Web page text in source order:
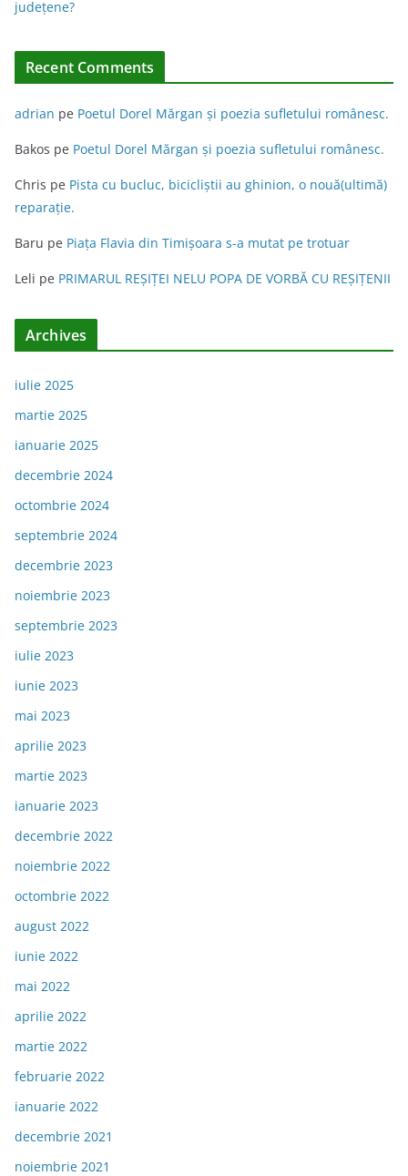
judeţene?
Recent Comments
adrian pe Poetul Dorel Mărgan şi poezia sufletului românesc.
Bakos pe Poetul Dorel Mărgan şi poezia sufletului românesc.
Chris pe Pista cu bucluc, bicicliștii au ghinion, o nouă(ultimă)
reparație.
Baru pe Piața Flavia din Timişoara s-a mutat pe trotuar
Leli pe PRIMARUL REŞIŢEI NELU POPA DE VORBĂ CU REŞIŢENII
Archives
iulie 2025
martie 2025
ianuarie 2025
decembrie 2024
octombrie 2024
septembrie 2024
decembrie 2023
noiembrie 2023
septembrie 2023
iulie 2023
iunie 2023
mai 2023
aprilie 2023
martie 2023
ianuarie 2023
decembrie 2022
noiembrie 2022
octombrie 2022
august 2022
iunie 2022
mai 2022
aprilie 2022
martie 2022
februarie 2022
ianuarie 2022
decembrie 2021
noiembrie 2021